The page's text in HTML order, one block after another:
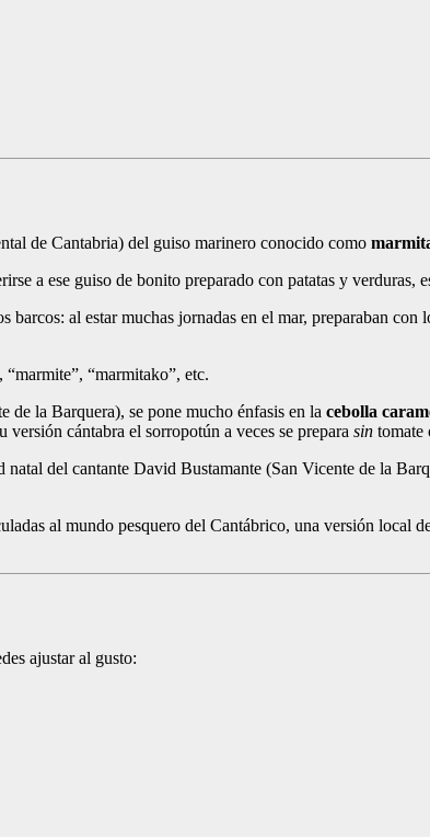
de Cantabria) del guiso marinero conocido como
a ese guiso de bonito preparado con patatas y verduras,
barcos: al estar muchas jornadas en el mar, preparaban
“marmitako”, etc.
de la Barquera), se pone mucho énfasis en la cebolla
cántabra el sorropotún a veces se prepara sin tomate
del cantante David Bustamante (San Vicente de la
al mundo pesquero del Cantábrico, una versión local
ajustar al gusto: